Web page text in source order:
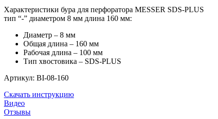
Характеристики бура для перфоратора MESSER SDS-PLUS
тип “-” диаметром 8 мм длина 160 мм:
Диаметр – 8 мм
Общая длина – 160 мм
Рабочая длина – 100 мм
Тип хвостовика – SDS-PLUS
Артикул: BI-08-160
Скачать инструкцию
Видео
Отзывы